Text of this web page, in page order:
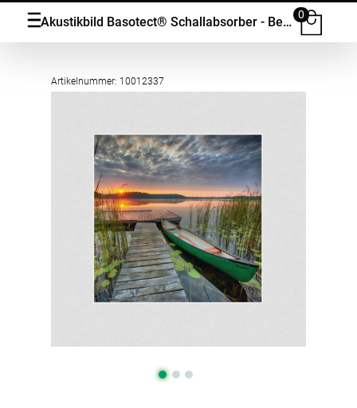
Akustikbild Basotect® Schallabsorber - Beautiful sunrise over lake covered with water lily in vielen Grössen
0
Artikelnummer: 10012337